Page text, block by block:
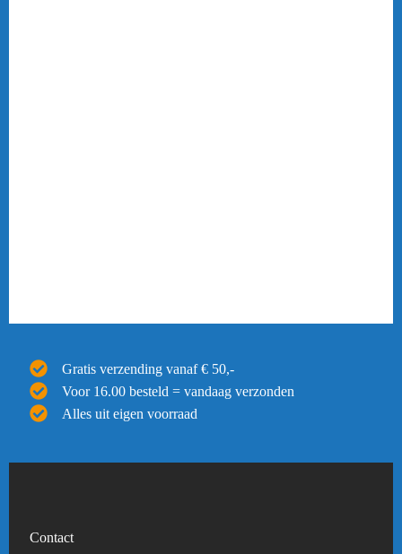
Gratis verzending vanaf € 50,-
Voor 16.00 besteld = vandaag verzonden
Alles uit eigen voorraad
Contact